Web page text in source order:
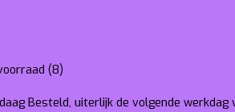
(8)
Besteld, uiterlijk de volgende werkdag